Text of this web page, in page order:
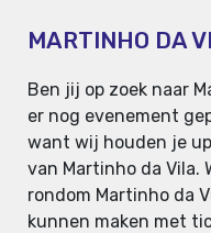
MARTINHO DA
Ben jij op zoek naar
er nog evenement
want wij houden je
van Martinho da Vila.
rondom Martinho da
kunnen maken met